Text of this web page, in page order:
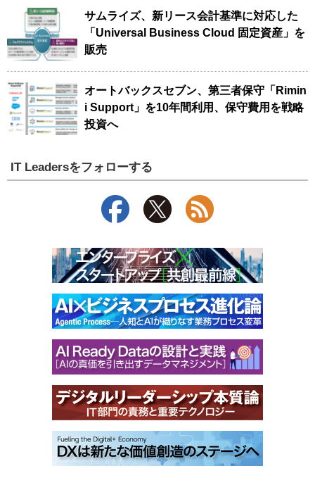
サムライズ、新リース会計基準に対応した
「Universal Business Cloud 固定資産」を
販売
オートバックスセブン、第三者保守「Rimin
i Support」を10年間利用、保守費用を戦略
投資へ
IT Leadersをフォローする